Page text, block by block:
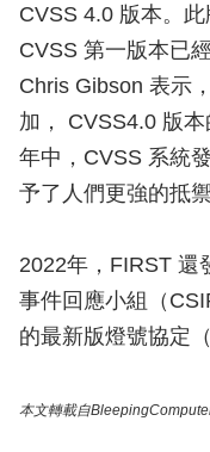
CVSS 4.0 版本。
CVSS 第一版本已
Chris Gibson 表示
加， CVSS4.0 版
年中，CVSS 系統
予了人們更強的抵
2022年，FIRST 還
事件回應小組（
的最新版燈號協定
本文轉載自BleepingComputer